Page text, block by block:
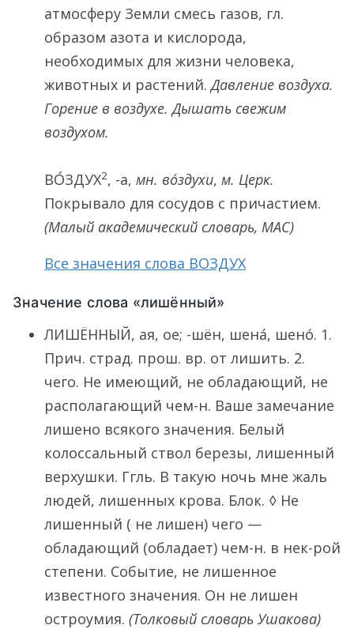
атмосферу Земли смесь газов, гл.
образом азота и кислорода,
необходимых для жизни человека,
животных и растений.Давление воздуха.
Горение в воздухе. Дышать свежим
воздухом.
ВО́ЗДУХ2, -а, мн. во́здухи, м. Церк.
Покрывало для сосудов с причастием.
(Малый академический словарь, МАС)
Все значения слова ВОЗДУХ
Значение слова «лишённый»
ЛИШЁННЫЙ, ая, ое; -шён, шена́, шено́. 1.
Прич. страд. прош. вр. от лишить. 2.
чего. Не имеющий, не обладающий, не
располагающий чем-н. Ваше замечание
лишено всякого значения. Белый
колоссальный ствол березы, лишенный
верхушки. Ггль. В такую ночь мне жаль
людей, лишенных крова. Блок. ◊ Не
лишенный ( не лишен) чего —
обладающий (обладает) чем-н. в нек-рой
степени. Событие, не лишенное
известного значения. Он не лишен
остроумия. (Толковый словарь Ушакова)